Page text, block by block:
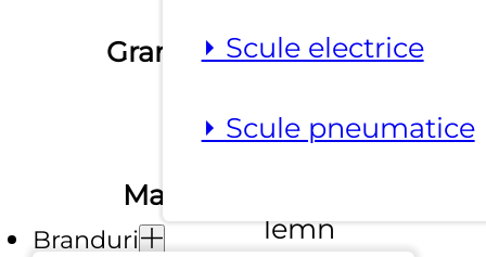
⏵ Scule electrice
⏵ Scule pneumatice
Branduri
Granulatie 120 ,240,36,
60
Material
lemn